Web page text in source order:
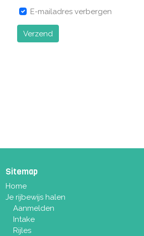
E-mailadres verbergen
Verzend
Sitemap
Home
Je rijbewijs halen
Aanmelden
Intake
Rijles